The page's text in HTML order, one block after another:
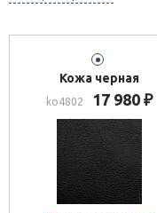
Кожа черная
ko4802 17 980 ₽